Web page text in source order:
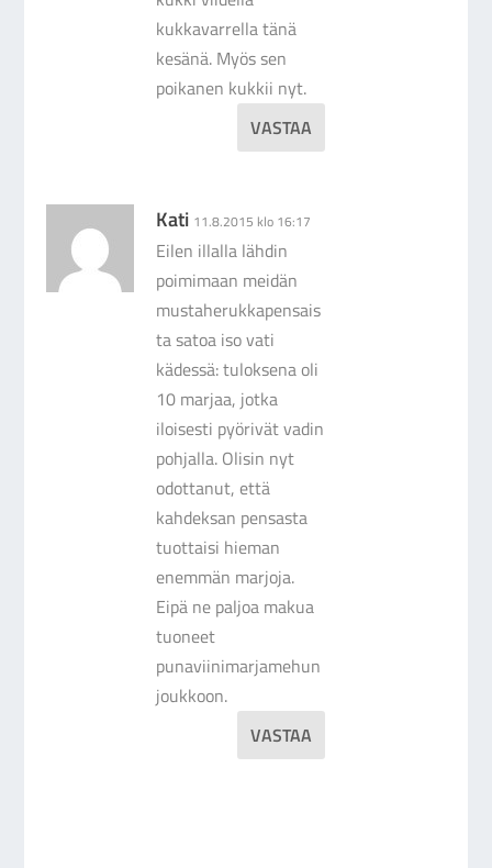
kukkavarrella tänä
kesänä. Myös sen
poikanen kukkii nyt.
VASTAA
Kati 11.8.2015 klo 16:17
Eilen illalla lähdin
poimimaan meidän
mustaherukkapensais
ta satoa iso vati
kädessä: tuloksena oli
10 marjaa, jotka
iloisesti pyörivät vadin
pohjalla. Olisin nyt
odottanut, että
kahdeksan pensasta
tuottaisi hieman
enemmän marjoja.
Eipä ne paljoa makua
tuoneet
punaviinimarjamehun
joukkoon.
VASTAA